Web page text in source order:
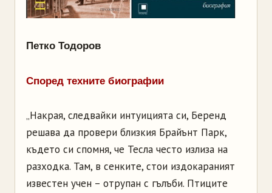
Петко Тодоров
Според техните биографии
„Накрая, следвайки интуицията си, Беренд
решава да провери близкия Брайънт Парк,
където си спомня, че Тесла често излиза на
разходка. Там, в сенките, стои издокараният
известен учен – отрупан с гълъби. Птиците